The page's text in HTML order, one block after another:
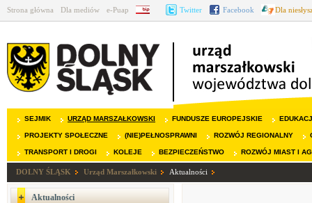
Strona główna Dla mediów e-Puap BIP Twitter Facebook Dla
SEJMIK URZĄD MARSZAŁKOWSKI FUNDUSZE EUROPEJSKIE
PROJEKTY SPOŁECZNE (NIE)PEŁNOSPRAWNI ROZWÓJ REGIONALNY
TRANSPORT I DROGI KOLEJE BEZPIECZEŃSTWO ROZWÓJ MIAST I
DOLNY ŚLĄSK Urząd Marszałkowski Aktualności
Aktualności